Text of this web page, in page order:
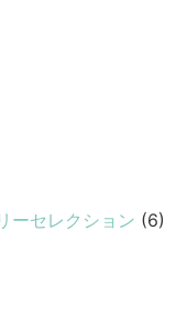
ーセレクション (6)